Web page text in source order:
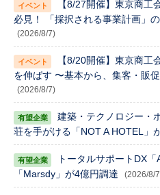
【8/27開催】東京商工
必見！ 「採択される事業計画」
(2026/8/7)
【8/20開催】東京商工
を伸ばす 〜基本から、集客・販
(2026/8/7)
建築・テクノロジー・
荘を手がける「NOT A HOTEL」
トータルサポートDX
「Marsdy」が4億円調達
(2026/8/